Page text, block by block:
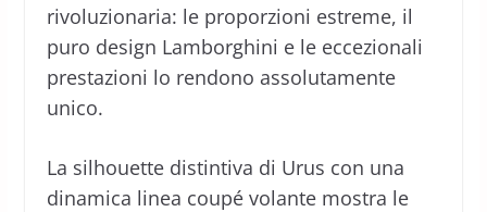
rivoluzionaria: le proporzioni estreme, il
puro design Lamborghini e le eccezionali
prestazioni lo rendono assolutamente
unico.
La silhouette distintiva di Urus con una
dinamica linea coupé volante mostra le